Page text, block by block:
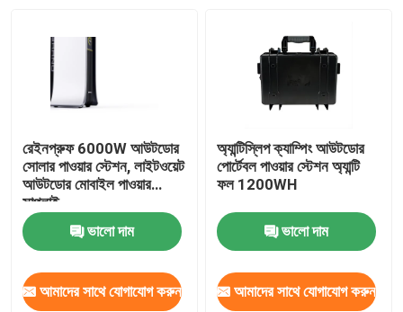
রেইনপ্রুফ 6000W আউটডোর
সোলার পাওয়ার স্টেশন, লাইটওয়েট
আউটডোর মোবাইল পাওয়ার
সাপ্লাই
ভালো দাম
আমাদের সাথে যোগাযোগ করুন
অ্যান্টিস্লিপ ক্যাম্পিং আউটডোর
পোর্টেবল পাওয়ার স্টেশন অ্যান্টি
ফল 1200WH
ভালো দাম
আমাদের সাথে যোগাযোগ করুন